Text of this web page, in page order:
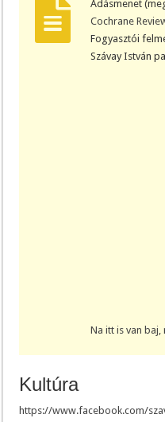
Adásmenet
Cochrane
Fogyasztói
Szávay István
Na itt is van baj,
Kultúra
https://www.facebook.com/